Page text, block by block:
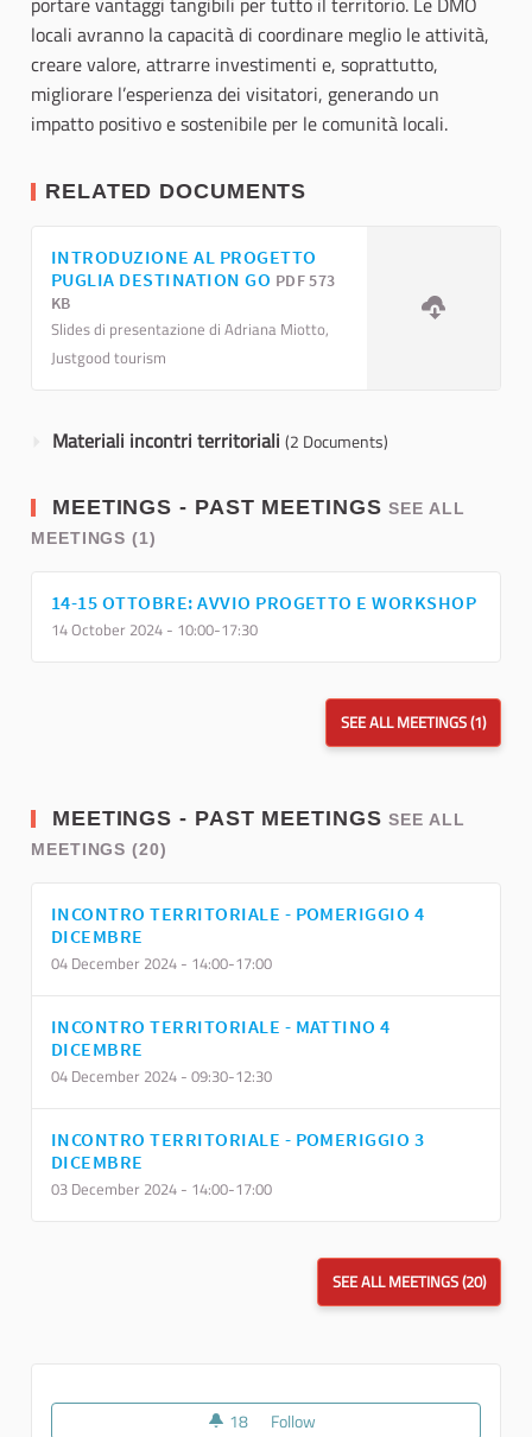
locali avranno la capacità di coordinare meglio le attività,
creare valore, attrarre investimenti e, soprattutto,
migliorare l’esperienza dei visitatori, generando un
impatto positivo e sostenibile per le comunità locali.
RELATED DOCUMENTS
INTRODUZIONE AL PROGETTO
PUGLIA DESTINATION GO PDF 573
KB
Slides di presentazione di Adriana Miotto,
Justgood tourism
Materiali incontri territoriali (2 Documents)
MEETINGS - PAST MEETINGSSEE ALL
MEETINGS (1)
14-15 OTTOBRE: AVVIO PROGETTO E WORKSHOP
14 October 2024 - 10:00-17:30
SEE ALL MEETINGS (1)
MEETINGS - PAST MEETINGSSEE ALL
MEETINGS (20)
INCONTRO TERRITORIALE - POMERIGGIO 4
DICEMBRE
04 December 2024 - 14:00-17:00
INCONTRO TERRITORIALE - MATTINO 4
DICEMBRE
04 December 2024 - 09:30-12:30
INCONTRO TERRITORIALE - POMERIGGIO 3
DICEMBRE
03 December 2024 - 14:00-17:00
SEE ALL MEETINGS (20)
18 18 followers
Follow